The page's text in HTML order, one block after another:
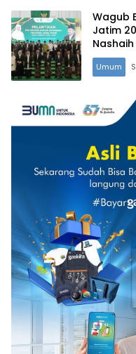
Wagub
Jatim
Umum